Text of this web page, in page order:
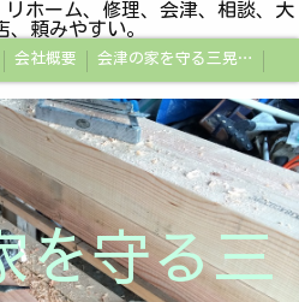
リホーム、修理、会津、相談、大
、頼みやすい。
会社概要 会津の家を守る三晃建築
を守る三